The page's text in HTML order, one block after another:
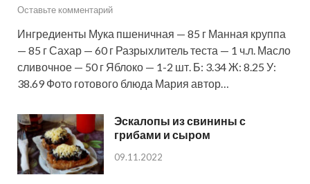
Оставьте комментарий
Ингредиенты Мука пшеничная — 85 г Манная круппа
— 85 г Сахар — 60 г Разрыхлитель теста — 1 ч.л. Масло
сливочное — 50 г Яблоко — 1-2 шт. Б: 3.34 Ж: 8.25 У:
38.69 Фото готового блюда Мария автор…
Эскалопы из свинины с
грибами и сыром
09.11.2022